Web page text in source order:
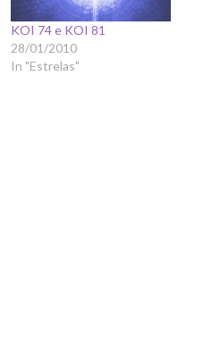
KOI 74 e KOI 81
28/01/2010
In "Estrelas"